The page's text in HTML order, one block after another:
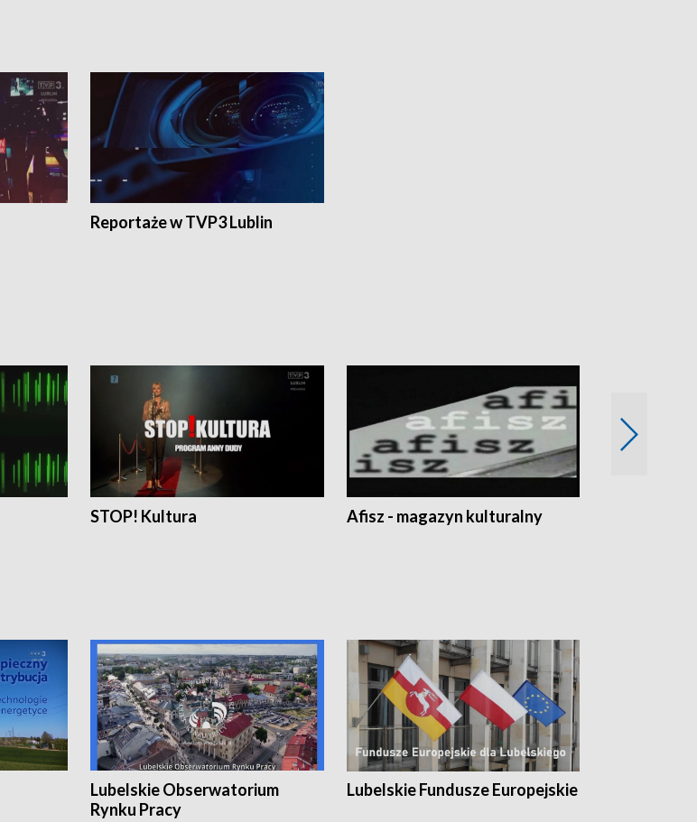
Reportaże w TVP3 Lublin
STOP! Kultura Afisz - magazyn kulturalny
Lubelskie Obserwatorium
Rynku Pracy
Lubelskie Fundusze Europejskie